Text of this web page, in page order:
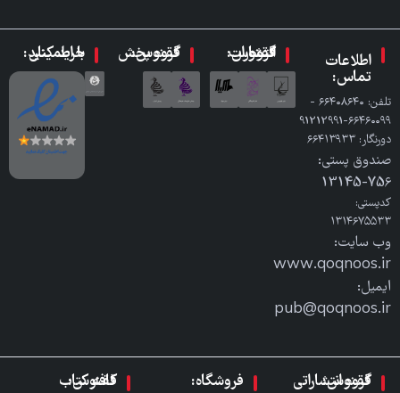
اطلاعات
تماس:
تلفن: ٦٦٤٠٨٦٤٠ -
٦٦٤٦٠٠٩٩-91212991
دورنگار: ٦٦٤١٣٩٣٣
صندوق پستی:
756-13145
کدپستی:
۱۳۱۴۶۷۵۵۳۳
وب سایت:
www.qoqnoos.ir
ایمیل:
pub@qoqnoos.ir
گروه انتشارات ققنوس: گروه پخش ققنوس: با اطمینان خرید کنید:
گروه انتشاراتی ققنوس: فروشگاه: کافه کتاب ققنوس: